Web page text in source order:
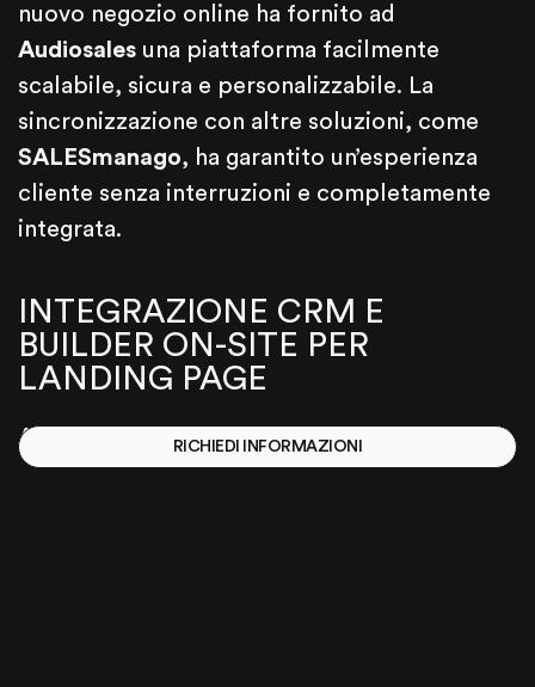
nuovo negozio online ha fornito ad
Audiosales una piattaforma facilmente
scalabile, sicura e personalizzabile. La
sincronizzazione con altre soluzioni, come
SALESmanago, ha garantito un’esperienza
cliente senza interruzioni e completamente
integrata.
INTEGRAZIONE CRM E
BUILDER ON-SITE PER
LANDING PAGE
Abbiamo integrato un sistemaCRM
gestire i lead generati dal sito tramite
RICHIEDI INFORMAZIONI